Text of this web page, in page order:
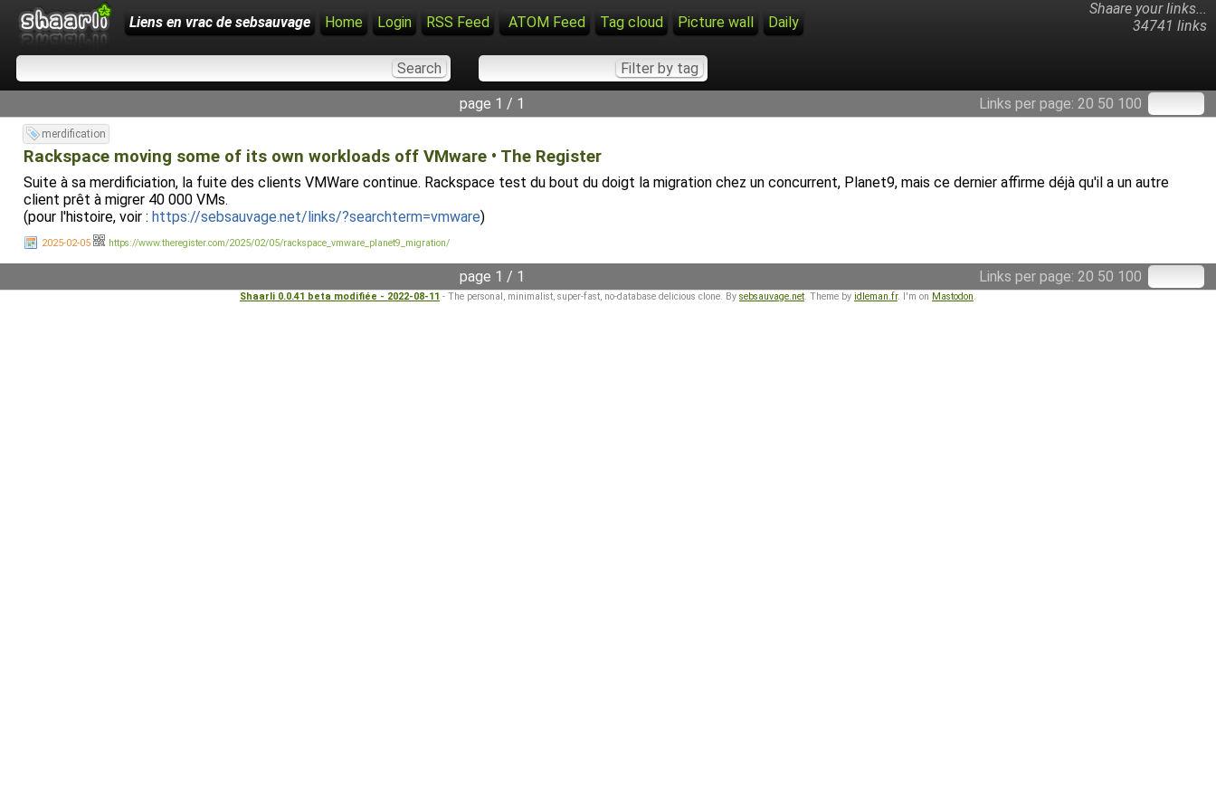
Shaare your links...
34741 links
Liens en vrac de sebsauvage Home Login RSS Feed ATOM Feed Tag cloud Picture wall Daily
Links per page: 20 50 100
page 1 / 1
merdification
Rackspace moving some of its own workloads off VMware • The Register
Suite à sa merdificiation, la fuite des clients VMWare continue. Rackspace test du bout du doigt la migration chez un concurrent, Planet9, mais ce dernier affirme déjà qu'il a un autre
client prêt à migrer 40 000 VMs.
(pour l'histoire, voir : https://sebsauvage.net/links/?searchterm=vmware)
2025-02-05 https://www.theregister.com/2025/02/05/rackspace_vmware_planet9_migration/
Links per page: 20 50 100
page 1 / 1
Shaarli 0.0.41 beta modifiée - 2022-08-11 - The personal, minimalist, super-fast, no-database delicious clone. By sebsauvage.net. Theme by idleman.fr. I'm on Mastodon.